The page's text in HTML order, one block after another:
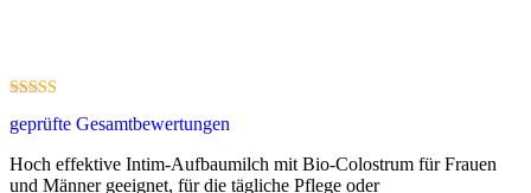
out of 5
geprüfte Gesamtbewertungen
Hoch effektive Intim-Aufbaumilch mit Bio-Colostrum für Frauen
und Männer geeignet, für die tägliche Pflege oder